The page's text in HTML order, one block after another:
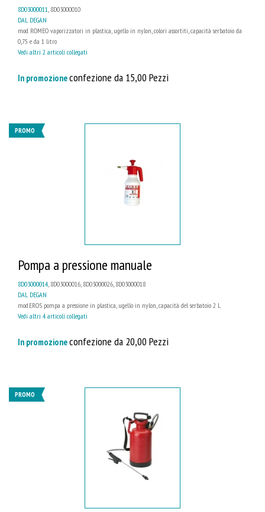
8D03000011, 8D03000010
DAL DEGAN
mod. ROMEO vaporizzatori in plastica, ugello in nylon, colori assortiti, capacità serbatoio da
0,75 e da 1 litro
Vedi altri 2 articoli collegati
In promozioneconfezione da 15,00 Pezzi
PROMO
Pompa a pressione manuale
8D03000014 , 8D03000016, 8D03000026, 8D03000018
DAL DEGAN
mod.EROS pompa a pressione in plastica, ugello in nylon, capacità del serbatoio 2 L
Vedi altri 4 articoli collegati
In promozioneconfezione da 20,00 Pezzi
PROMO